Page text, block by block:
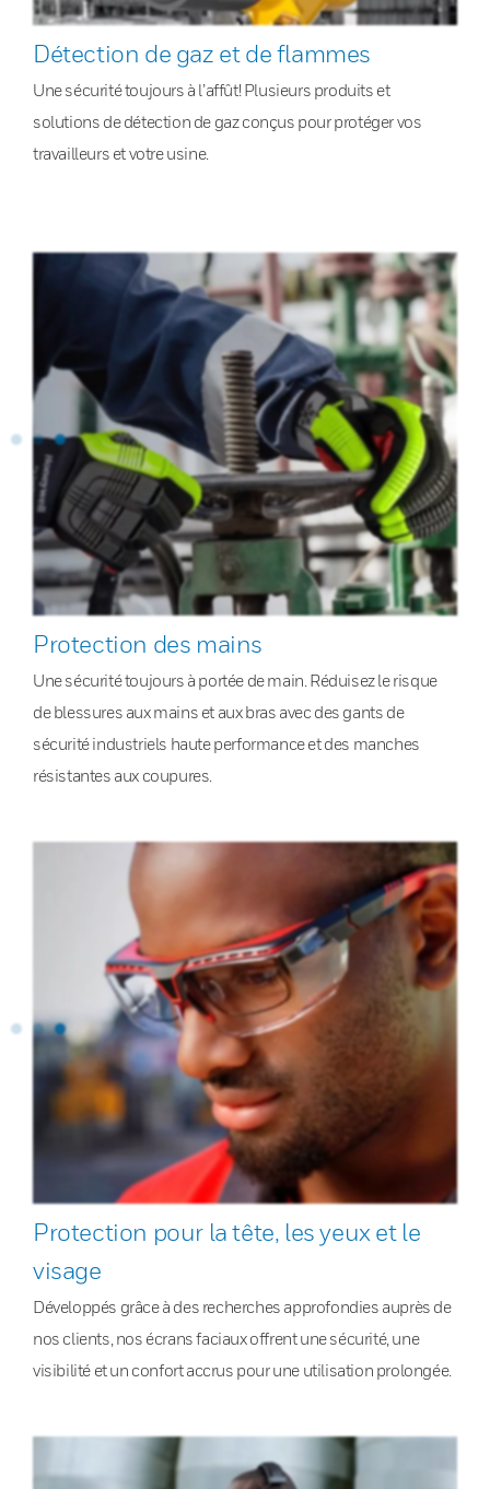
Détection de gaz et de flammes
Une sécurité toujours à l’affût! Plusieurs produits et
solutions de détection de gaz conçus pour protéger vos
travailleurs et votre usine.
Protection des mains
Une sécurité toujours à portée de main. Réduisez le risque
de blessures aux mains et aux bras avec des gants de
sécurité industriels haute performance et des manches
résistantes aux coupures.
Protection pour la tête, les yeux et le
visage
Développés grâce à des recherches approfondies auprès de
nos clients, nos écrans faciaux offrent une sécurité, une
visibilité et un confort accrus pour une utilisation prolongée.